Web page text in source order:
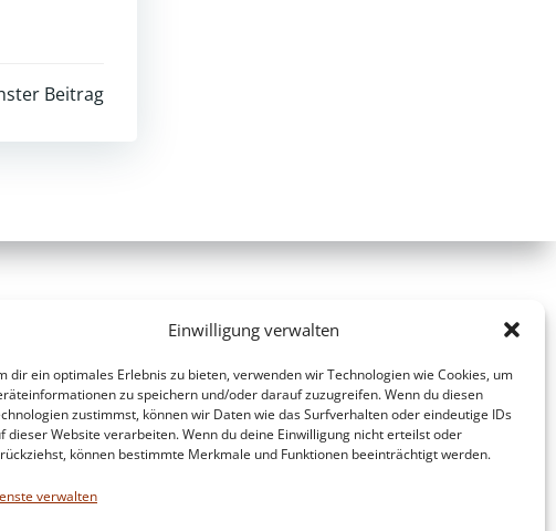
Einwilligung verwalten
dir ein optimales Erlebnis zu bieten, verwenden wir Technologien wie Cookies, um
zu speichern und/oder darauf zuzugreifen. Wenn du diesen
zustimmst, können wir Daten wie das Surfverhalten oder eindeutige IDs
dieser Website verarbeiten. Wenn du deine Einwilligung nicht erteilst oder
können bestimmte Merkmale und Funktionen beeinträchtigt werden.
verwalten
Beitrag